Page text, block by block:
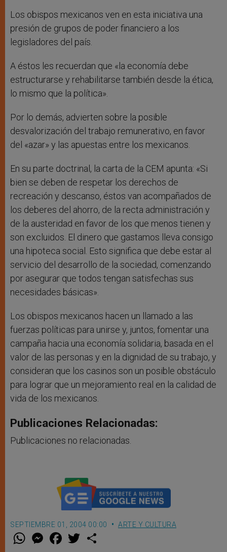
Los obispos mexicanos ven en esta iniciativa una
presión de grupos de poder financiero a los
legisladores del país.
A éstos les recuerdan que «la economía debe
estructurarse y rehabilitarse también desde la ética,
lo mismo que la política».
Por lo demás, advierten sobre la posible
desvalorización del trabajo remunerativo, en favor
del «azar» y las apuestas entre los mexicanos.
En su parte doctrinal, la carta de la CEM apunta: «Si
bien se deben de respetar los derechos de
recreación y descanso, éstos van acompañados de
los deberes del ahorro, de la recta administración y
de la austeridad en favor de los que menos tienen y
son excluidos. El dinero que gastamos lleva consigo
una hipoteca social. Esto significa que debe estar al
servicio del desarrollo de la sociedad, comenzando
por asegurar que todos tengan satisfechas sus
necesidades básicas».
Los obispos mexicanos hacen un llamado a las
fuerzas políticas para unirse y, juntos, fomentar una
campaña hacia una economía solidaria, basada en el
valor de las personas y en la dignidad de su trabajo, y
consideran que los casinos son un posible obstáculo
para lograr que un mejoramiento real en la calidad de
vida de los mexicanos.
Publicaciones Relacionadas:
Publicaciones no relacionadas.
SEPTIEMBRE 01, 2004 00:00 ARTE Y CULTURA
W M
e
F
a w